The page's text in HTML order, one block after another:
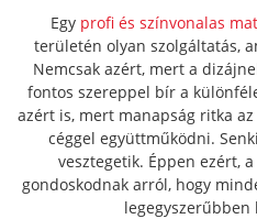
Egy profi és színvonalas
területén olyan szolgáltatás,
Nemcsak azért, mert a
fontos szereppel bír a
azért is, mert manapság ritka
céggel együttműködni.
vesztegetik. Éppen ezért,
gondoskodnak arról, hogy